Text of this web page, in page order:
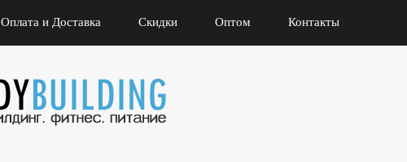
Оплата и Доставка Скидки Оптом Контакты